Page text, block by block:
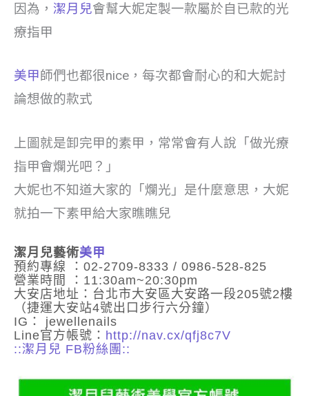
因為， 潔月兒會幫大妮定製一款屬於自已款的光
療指甲
美甲師們也都很nice，每次都會耐心的和大妮討
論想做的款式
上圖就是卸完甲的素甲，常常會有人說「做光療
指甲會爛光吧？」
大妮也不知道大家的「爛光」是什麼意思，大妮
就拍一下素甲給大家瞧瞧兒
潔月兒藝術美甲
預約專線 ：02-2709-8333 / 0986-528-825
營業時間 ：11:30am~20:30pm
大安店地址：台北市大安區大安路一段205號2樓
（捷運大安站4號出口步行六分鐘）
IG： jewellenails
Line官方帳號： http://nav.cx/qfj8c7V
::潔月兒 FB粉絲團::